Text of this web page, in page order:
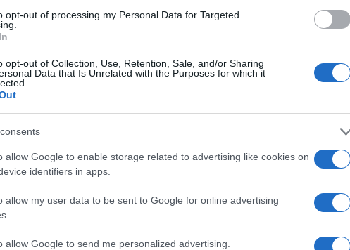
opt-out of processing my Personal Data for Targeted
opt-out of Collection, Use, Retention, Sale, and/or Sharing
Data that Is Unrelated with the Purposes for which it
allow Google to enable storage related to advertising like cookies on
identifiers in apps.
allow my user data to be sent to Google for online advertising
allow Google to send me personalized advertising.
Ebola. Sarà pur vero che in questi giorni
le prime pagine, però ieri le home
si questo italiano rientrato dal Congo
l’Ebola. Solo che chi legge certi
sull’allarme:
del paziente in quarantena a Cagliari,
rientro dal
è risultato negativo.
come certificato dalle analisi condotte